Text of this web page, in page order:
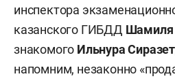
инспектора
казанского ГИБДД Шамиля
знакомого Ильнура
напомним, незаконно